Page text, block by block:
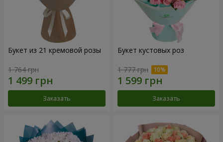
Букет из 21 кремовой розы
1 764 грн
Заказать
Букет кустовых роз
1 777 грн
Заказать